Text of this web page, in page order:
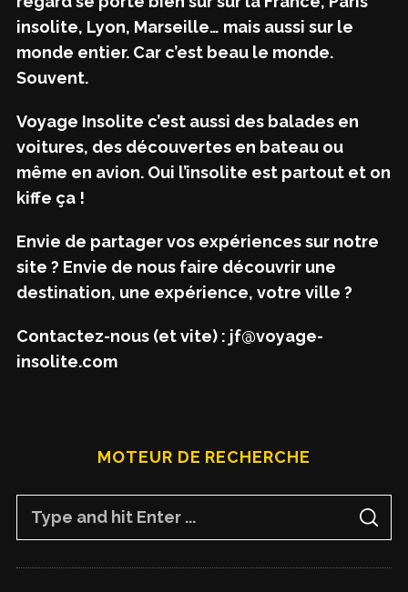
insolite, Lyon, Marseille… mais aussi sur le
monde entier. Car c’est beau le monde.
Souvent.
Voyage Insolite c’est aussi des balades en
voitures, des découvertes en bateau ou
même en avion. Oui l’insolite est partout et on
kiffe ça !
Envie de partager vos expériences sur notre
site ? Envie de nous faire découvrir une
destination, une expérience, votre ville ?
Contactez-nous (et vite) : jf@voyage-
insolite.com
MOTEUR DE RECHERCHE
S
A
C